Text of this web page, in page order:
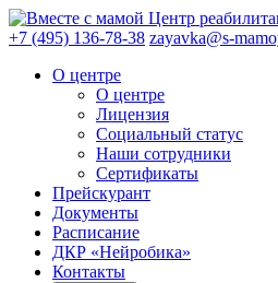
Центр
+7 (495) 136-78-38 zayavka@s-
О центре
О центре
Лицензия
Социальный статус
Наши сотрудники
Сертификаты
Прейскурант
Документы
Расписание
ДКР «Нейробика»
Контакты